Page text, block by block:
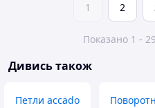
1 2
Показано 1 -
Дивись також
Петли accado